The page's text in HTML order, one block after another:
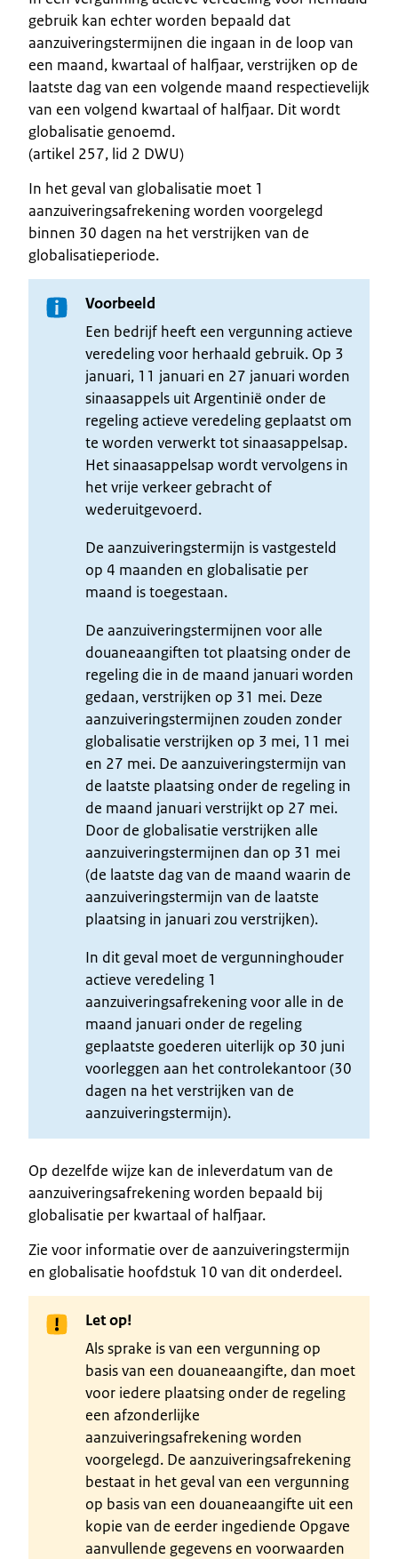
gebruik kan echter worden bepaald dat
aanzuiveringstermijnen die ingaan in de loop van
een maand, kwartaal of halfjaar, verstrijken op de
laatste dag van een volgende maand respectievelijk
van een volgend kwartaal of halfjaar. Dit wordt
globalisatie genoemd.
(artikel 257, lid 2 DWU)
In het geval van globalisatie moet 1
aanzuiveringsafrekening worden voorgelegd
binnen 30 dagen na het verstrijken van de
globalisatieperiode.
Voorbeeld
Een bedrijf heeft een vergunning actieve
veredeling voor herhaald gebruik. Op 3
januari, 11 januari en 27 januari worden
sinaasappels uit Argentinië onder de
regeling actieve veredeling geplaatst om
te worden verwerkt tot sinaasappelsap.
Het sinaasappelsap wordt vervolgens in
het vrije verkeer gebracht of
wederuitgevoerd.
De aanzuiveringstermijn is vastgesteld
op 4 maanden en globalisatie per
maand is toegestaan.
De aanzuiveringstermijnen voor alle
douaneaangiften tot plaatsing onder de
regeling die in de maand januari worden
gedaan, verstrijken op 31 mei. Deze
aanzuiveringstermijnen zouden zonder
globalisatie verstrijken op 3 mei, 11 mei
en 27 mei. De aanzuiveringstermijn van
de laatste plaatsing onder de regeling in
de maand januari verstrijkt op 27 mei.
Door de globalisatie verstrijken alle
aanzuiveringstermijnen dan op 31 mei
(de laatste dag van de maand waarin de
aanzuiveringstermijn van de laatste
plaatsing in januari zou verstrijken).
In dit geval moet de vergunninghouder
actieve veredeling 1
aanzuiveringsafrekening voor alle in de
maand januari onder de regeling
geplaatste goederen uiterlijk op 30 juni
voorleggen aan het controlekantoor (30
dagen na het verstrijken van de
aanzuiveringstermijn).
Op dezelfde wijze kan de inleverdatum van de
aanzuiveringsafrekening worden bepaald bij
globalisatie per kwartaal of halfjaar.
Zie voor informatie over de aanzuiveringstermijn
en globalisatie hoofdstuk 10 van dit onderdeel.
Let op!
Als sprake is van een vergunning op
basis van een douaneaangifte, dan moet
voor iedere plaatsing onder de regeling
een afzonderlijke
aanzuiveringsafrekening worden
voorgelegd. De aanzuiveringsafrekening
bestaat in het geval van een vergunning
op basis van een douaneaangifte uit een
kopie van de eerder ingediende Opgave
aanvullende gegevens en voorwaarden